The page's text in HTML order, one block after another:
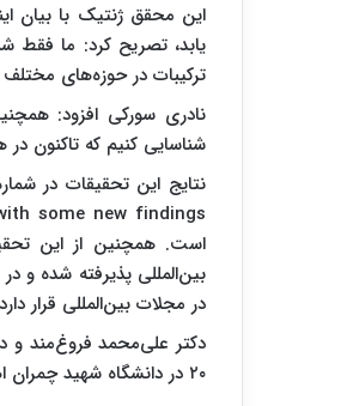
این محقق ژنتیک با بیان
یابد، تصریح کرد: ما فقط
ترکیبات در حوزه‌های مختلف
نادری سورکی افزود:
شناسایی کنیم که تاکنون
نتایج این تحقیقات در شماره ۱۲۰
some new findings
است. همچنین از این
بین‌المللی پذیرفته شده و
در مجلات بین‌المللی قرار
دکتر علی‌محمد فروغ‌مند و
۲۰ در دانشگاه شهید چمران اهواز دفاع شد.